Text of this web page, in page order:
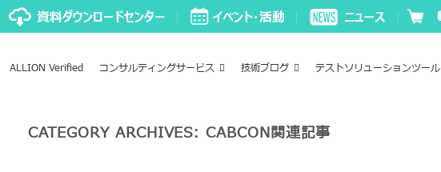
ALLION Verified コンサルティングサービス 技術ブログ テストソリューションツール
CATEGORY ARCHIVES:CABCON関連記事